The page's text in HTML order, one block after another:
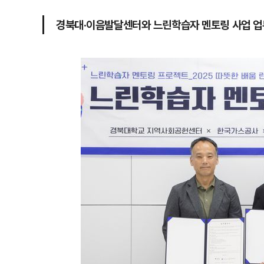
경북대·이음발달센터와 느린학습자 멘토링 사업